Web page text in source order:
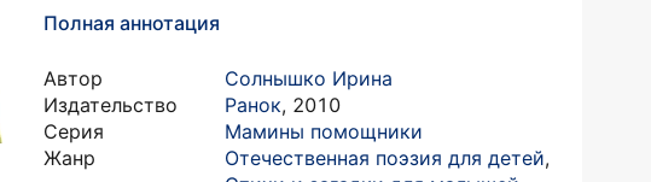
Полная аннотация
Автор
Солнышко Ирина
Издательство
Ранок, 2010
Серия
Мамины помощники
Жанр
Отечественная поэзия для детей,